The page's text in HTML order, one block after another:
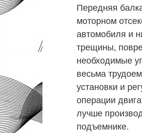
Передняя
моторном
автомобиля и
трещины,
необходимые
весьма
установки и
операции
лучше
подъемнике.